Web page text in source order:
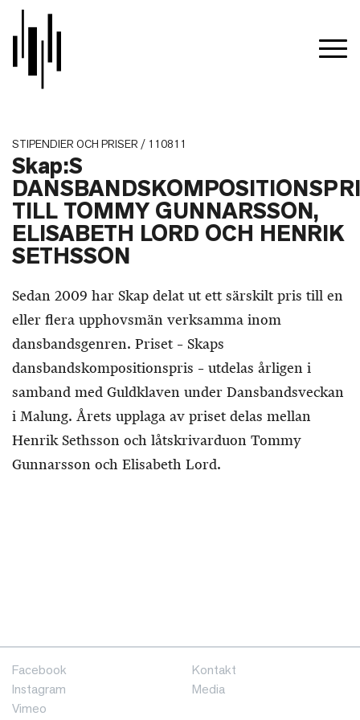
STIPENDIER OCH PRISER / 110811
Skap:S
TILL TOMMY GUNNARSSON,
ELISABETH LORD OCH HENRIK
SETHSSON
Sedan 2009 har Skap delat ut ett särskilt pris till en
eller flera upphovsmän verksamma inom
dansbandsgenren. Priset – Skaps
dansbandskompositionspris – utdelas årligen i
samband med Guldklaven under Dansbandsveckan
i Malung. Årets upplaga av priset delas mellan
Henrik Sethsson och låtskrivarduon Tommy
Gunnarsson och Elisabeth Lord.
Facebook
Instagram
Vimeo
Kontakt
Media